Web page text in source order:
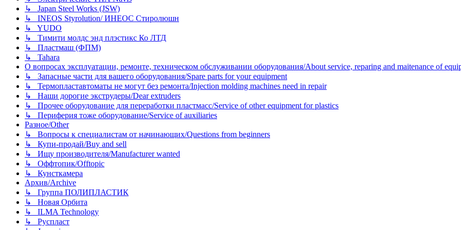
↳ Japan Steel Works (JSW)
↳ INEOS Styrolution/ ИНЕОС Стиролюшн
↳ YUDO
↳ Тимити молдс энд плэстикс Ко ЛТД
↳ Пластмаш (ФПМ)
↳ Tahara
О вопросах эксплуатации, ремонте, техническом обслуживании оборудования/About service, reparing and maitenance of
↳ Запасные части для вашего оборудования/Spare parts for your equipment
↳ Термопластавтоматы не могут без ремонта/Injection molding machines need in repair
↳ Наши дорогие экструдеры/Dear extruders
↳ Прочее оборудование для переработки пластмасс/Service of other equipment for plastics
↳ Периферия тоже оборудование/Service of auxiliaries
Разное/Other
↳ Вопросы к специалистам от начинающих/Questions from beginners
↳ Купи-продай/Buy and sell
↳ Ищу производителя/Manufacturer wanted
↳ Оффтопик/Offtopic
↳ Кунсткамера
Архив/Archive
↳ Группа ПОЛИПЛАСТИК
↳ Новая Орбита
↳ ILMA Technology
↳ Руспласт